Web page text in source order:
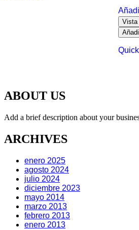
Vista
ABOUT US
Add a brief description about your
ARCHIVES
enero 2025
agosto 2024
julio 2024
diciembre 2023
mayo 2014
marzo 2013
febrero 2013
enero 2013